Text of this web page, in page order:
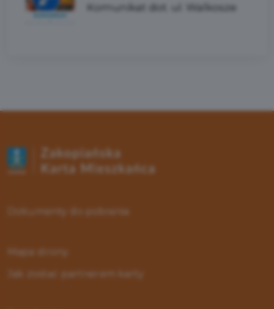
Komunikat dot. ul. Walkosze
Dokumenty do pobrania
Mapa strony
Jak zostać partnerem karty